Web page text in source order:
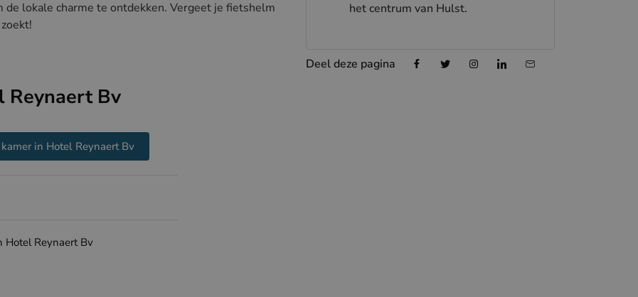
lokale charme te ontdekken. Vergeet je fietshelm
Reynaert Bv
in Hotel Reynaert Bv
Hotel Reynaert Bv
het centrum van Hulst.
Deel deze pagina